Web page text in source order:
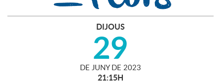
DIJOUS
29
DE JUNY DE 2023
21:15H